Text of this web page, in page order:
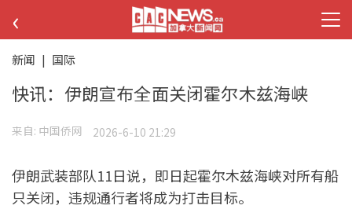
‹
新闻 | 国际
快讯：伊朗宣布全面关闭霍尔木兹海峡
来自: 中国侨网 2026-6-10 21:29
伊朗武装部队11日说，即日起霍尔木兹海峡对所有船
只关闭，违规通行者将成为打击目标。